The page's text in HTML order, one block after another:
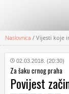
KATEGORIJE
HRVATSKI
WEB
Naslovnica / Vijesti koje
02.03.2018. (20:30)
Za šaku crnog praha
Povijest